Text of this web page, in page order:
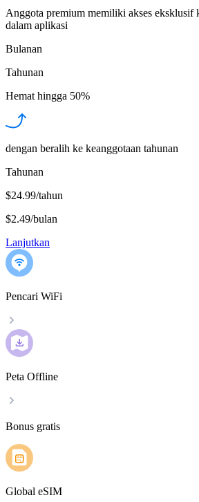
Anggota premium memiliki akses eksklusif
dalam aplikasi
Bulanan
Tahunan
Hemat hingga 50%
dengan beralih ke keanggotaan tahunan
Tahunan
$24.99/tahun
$2.49/bulan
Lanjutkan
Pencari WiFi
Peta Offline
Bonus gratis
Global eSIM